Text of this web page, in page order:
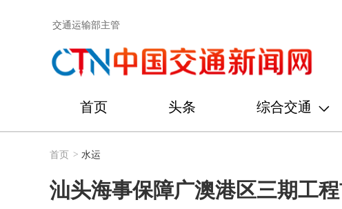
交通运输部主管
首页 头条 综合交通
首页 > 水运
汕头海事保障广澳港区三期工